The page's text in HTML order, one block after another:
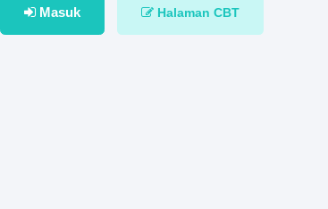
Masuk Halaman CBT